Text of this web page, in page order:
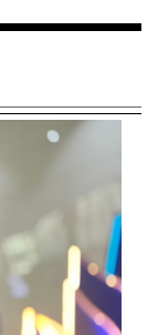
1.0K